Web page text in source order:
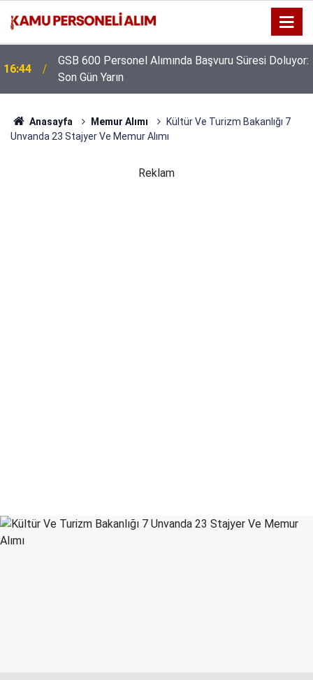
16:44
GSB 600 Personel Alımında Başvuru Süresi Doluyor:
Son Gün Yarın
Anasayfa Memur Alımı
Kültür Ve Turizm Bakanlığı 7
Unvanda 23 Stajyer Ve Memur Alımı
Reklam